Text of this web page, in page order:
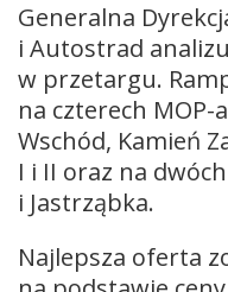
Generalna
i Autostrad
w przetargu.
na czterech MOP-
Wschód, Kamień
I i II oraz na
i Jastrząbka.
Najlepsza oferta